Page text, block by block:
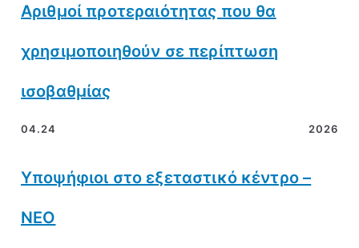
Αριθμοί προτεραιότητας που θα
χρησιμοποιηθούν σε περίπτωση
ισοβαθμίας
04.24 2026
Υποψήφιοι στο εξεταστικό κέντρο –
ΝΕΟ